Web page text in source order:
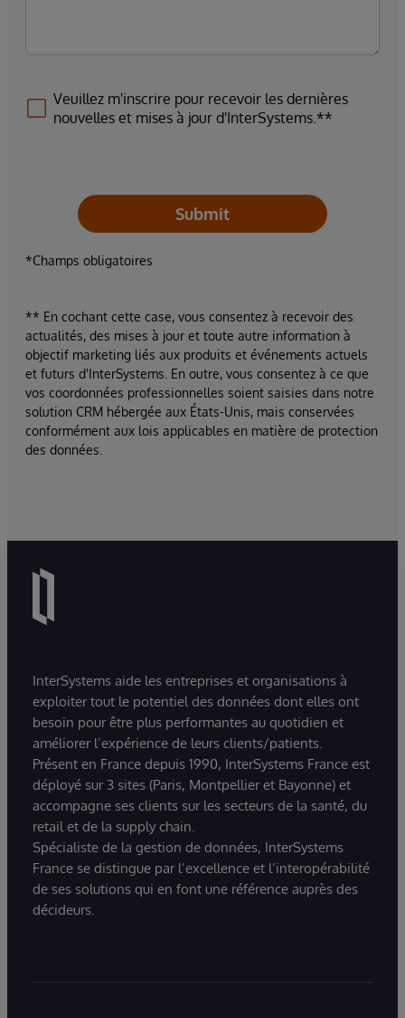
Veuillez m'inscrire pour recevoir les dernières
nouvelles et mises à jour d'InterSystems.**
Submit
*Champs obligatoires
** En cochant cette case, vous consentez à recevoir des
actualités, des mises à jour et toute autre information à
objectif marketing liés aux produits et événements actuels
et futurs d'InterSystems. En outre, vous consentez à ce que
vos coordonnées professionnelles soient saisies dans notre
solution CRM hébergée aux États-Unis, mais conservées
conformément aux lois applicables en matière de protection
des données.
InterSystems aide les entreprises et organisations à
exploiter tout le potentiel des données dont elles ont
besoin pour être plus performantes au quotidien et
améliorer l’expérience de leurs clients/patients.
Présent en France depuis 1990, InterSystems France est
déployé sur 3 sites (Paris, Montpellier et Bayonne) et
accompagne ses clients sur les secteurs de la santé, du
retail et de la supply chain.
Spécialiste de la gestion de données, InterSystems
France se distingue par l’excellence et l’interopérabilité
de ses solutions qui en font une référence auprès des
décideurs.